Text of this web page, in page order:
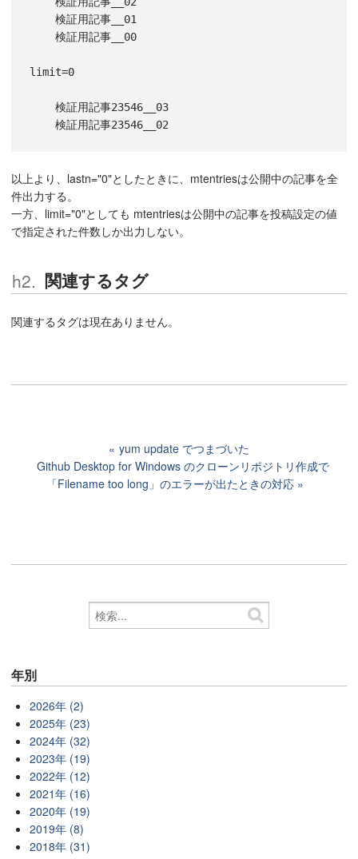
limit=0
    検証用記事23546__02
以上より、lastn="0"としたときに、mtentriesは公開中の記事を全
件出力する。
一方、limit="0"としても mtentriesは公開中の記事を投稿設定の値
で指定された件数しか出力しない。
関連するタグ
関連するタグは現在ありません。
yum update でつまづいた
Github Desktop for Windows のクローンリポジトリ作成で
「Filename too long」のエラーが出たときの対応
年別
2026年 (2)
2025年 (23)
2024年 (32)
2023年 (19)
2022年 (12)
2021年 (16)
2020年 (19)
2019年 (8)
2018年 (31)